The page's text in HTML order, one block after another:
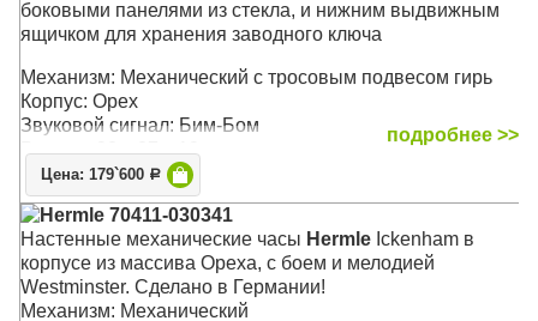
боковыми панелями из стекла, и нижним выдвижным
ящичком для хранения заводного ключа
Механизм: Механический с тросовым подвесом гирь
Корпус: Орех
Звуковой сигнал: Бим-Бом
Размер: 90 х 27 х 13 см
подробнее >>
Цена: 179`600 Р
Hermle 70411-030341
Настенные механические часы Hermle Ickenham в
корпусе из массива Ореха, c боем и мелодией
Westminster. Сделано в Германии!
Механизм: Механический